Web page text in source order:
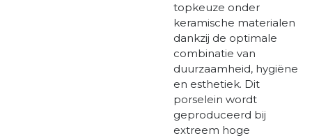
topkeuze onder
keramische materialen
dankzij de optimale
combinatie van
duurzaamheid, hygiëne
en esthetiek. Dit
porselein wordt
geproduceerd bij
extreem hoge